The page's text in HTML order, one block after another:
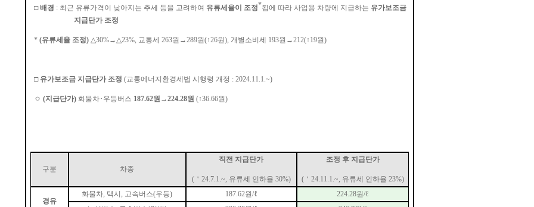
□배경 : 최근 유류가격이 낮아지는 추세 등을 고려하여 유류세율이 조정*됨에 따라 사업용 차량에 지급하는 유가보조금
지급단가 조정
* (유류세율 조정) △30%→△23%, 교통세263원 →289원(↑26원),개별소비세 193원 →212(↑19원)
□ 유가보조금 지급단가 조정 (교통에너지환경세법 시행령 개정 : 2024.11.1.~)
ㅇ(지급단가) 화물차･ 우등버스 187.62원 →224.28원(↑36.66원)
구분 차종
직전 지급단가
(＇ 24.7.1.~, 유류세 인하율 30%)
조정 후 지급단가
(＇ 24.11.1.~, 유류세 인하율 23%)
경유
화물차, 택시, 고속버스(우등) 187.62원/ℓ 224.28원/ℓ